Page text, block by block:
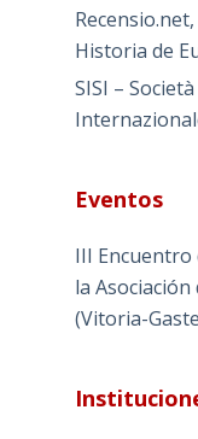
Historia de
SISI –
Eventos
III Encuentro
la
(Vitoria-